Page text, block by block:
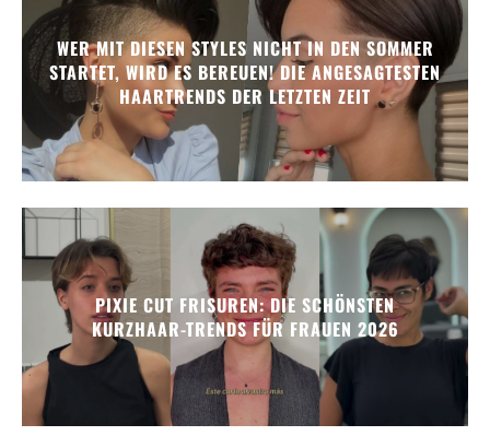
WER MIT DIESEN STYLES NICHT IN DEN SOMMER
STARTET, WIRD ES BEREUEN! DIE ANGESAGTESTEN
HAARTRENDS DER LETZTEN ZEIT
PIXIE CUT FRISUREN: DIE SCHÖNSTEN
KURZHAAR-TRENDS FÜR FRAUEN 2026